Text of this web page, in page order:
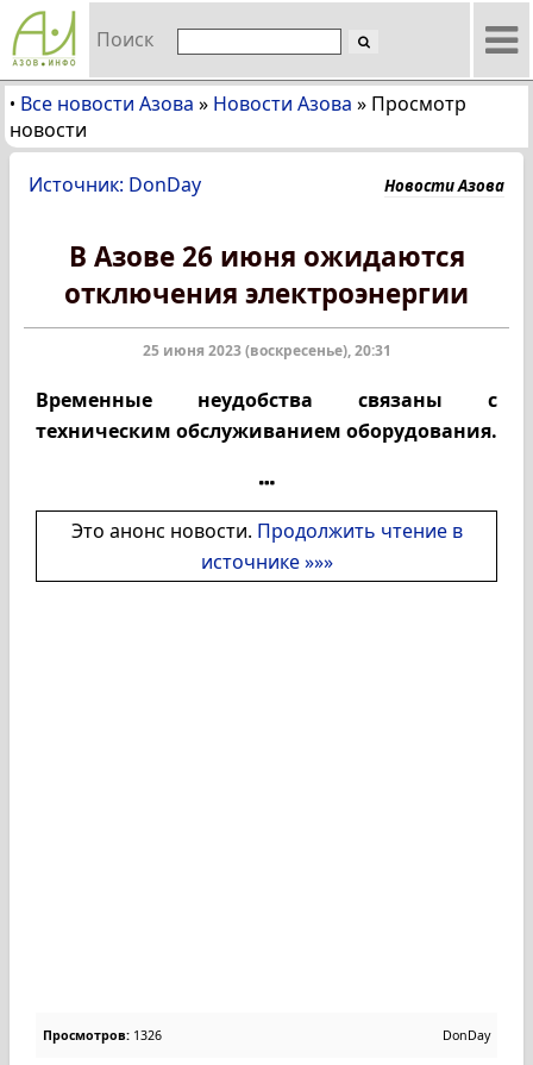
Поиск
• Все новости Азова » Новости Азова » Просмотр
новости
Источник: DonDay Новости Азова
В Азове 26 июня ожидаются
отключения электроэнергии
25 июня 2023 (воскресенье), 20:31
Временные неудобства связаны с
техническим обслуживанием оборудования.
Это анонс новости. Продолжить чтение в
источнике »»»
Просмотров: 1326 DonDay